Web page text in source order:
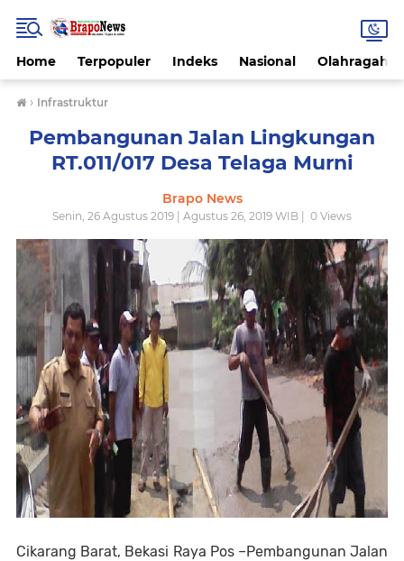
Home Terpopuler Indeks Nasional Olahragah
› Infrastruktur
Pembangunan Jalan Lingkungan
RT.011/017 Desa Telaga Murni
Brapo News
Senin, 26 Agustus 2019 | Agustus 26, 2019 WIB | 0 Views
Cikarang Barat, Bekasi Raya Pos –Pembangunan Jalan